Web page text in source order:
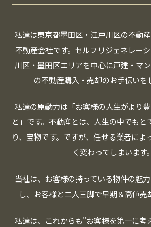
私達は東京都墨田区・江戸川区の不動
不動産会社です。 セルフリジェネレー
川区・墨田区エリアを中心に戸建・マ
の不動産購入・売却のお手伝いを
私達の原動力は「お客様の人生がより
と」です。 不動産とは、人生の中でもと
り、宝物です。 ですが、任せる業者によ
く変わってしまいます。
当社は、お客様の持っている物件の魅
し、 お客様と二人三脚で早期＆高値売
私達は、これからも"お客様を第一に考